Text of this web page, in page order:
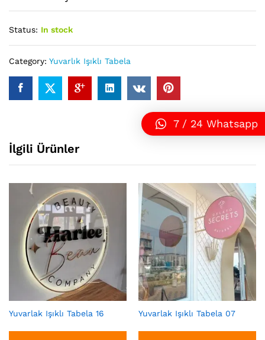
Status: In stock
Category: Yuvarlık Işıklı Tabela
İlgili Ürünler
Yuvarlak Işıklı Tabela 16 Yuvarlak Işıklı Tabela 07
7 / 24 Whatsapp